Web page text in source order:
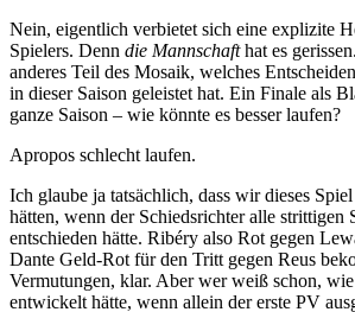
Nein, eigentlich verbietet sich eine explizite
Spielers. Denn die Mannschafthat es
anderes Teil des Mosaik, welches
in dieser Saison geleistet hat. Ein Finale als
ganze Saison – wie könnte es besser laufen?
Apropos schlecht laufen.
Ich glaube ja tatsächlich, dass wir dieses
hätten, wenn der Schiedsrichter alle strittigen
entschieden hätte. Ribéry also Rot gegen
Dante Geld-Rot für den Tritt gegen Reus
Vermutungen, klar. Aber wer weiß schon,
entwickelt hätte, wenn allein der erste PV